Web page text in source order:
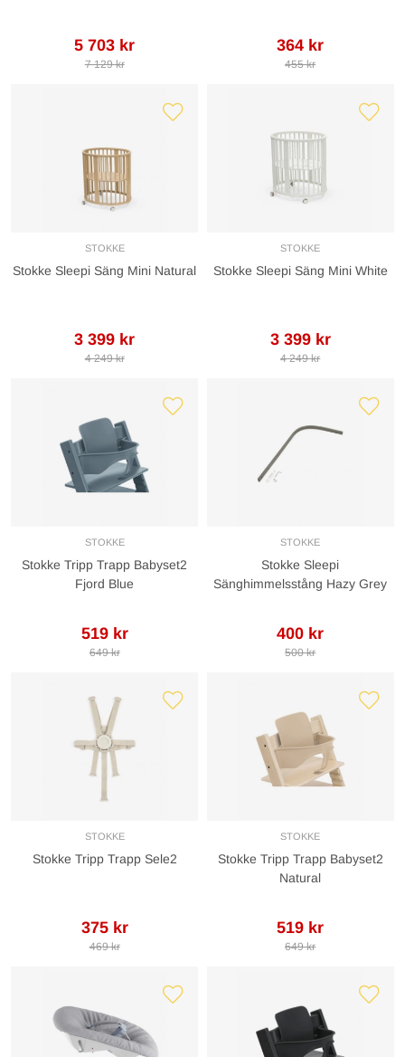
5 703 kr
7 129 kr
364 kr
455 kr
STOKKE
Stokke Sleepi Säng Mini Natural
3 399 kr
4 249 kr
STOKKE
Stokke Sleepi Säng Mini White
3 399 kr
4 249 kr
STOKKE
Stokke Tripp Trapp Babyset2
Fjord Blue
519 kr
649 kr
STOKKE
Stokke Sleepi
Sänghimmelsstång Hazy Grey
400 kr
500 kr
STOKKE
Stokke Tripp Trapp Sele2
375 kr
469 kr
STOKKE
Stokke Tripp Trapp Babyset2
Natural
519 kr
649 kr